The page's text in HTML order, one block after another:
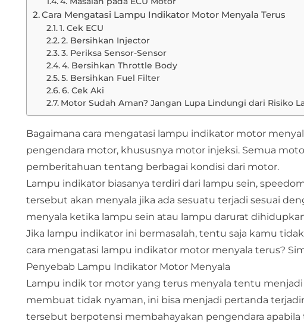
Cara Mengatasi Lampu Indikator Motor Menyala Terus
1. Cek ECU
2. Bersihkan Injector
3. Periksa Sensor-Sensor
4. Bersihkan Throttle Body
5. Bersihkan Fuel Filter
6. Cek Aki
Motor Sudah Aman? Jangan Lupa Lindungi dari Risiko
Bagaimana cara mengatasi lampu indikator motor
pengendara motor, khususnya motor injeksi. Semua
pemberitahuan tentang berbagai kondisi dari motor.
Lampu indikator biasanya terdiri dari lampu sein,
tersebut akan menyala jika ada sesuatu terjadi sesuai
menyala ketika lampu sein atau lampu darurat
Jika lampu indikator ini bermasalah, tentu saja kamu
cara mengatasi lampu indikator motor menyala terus?
Penyebab Lampu Indikator Motor Menyala
Lampu indik tor motor yang terus menyala tentu menjadi
membuat tidak nyaman, ini bisa menjadi pertanda
tersebut berpotensi membahayakan pengendara apabila